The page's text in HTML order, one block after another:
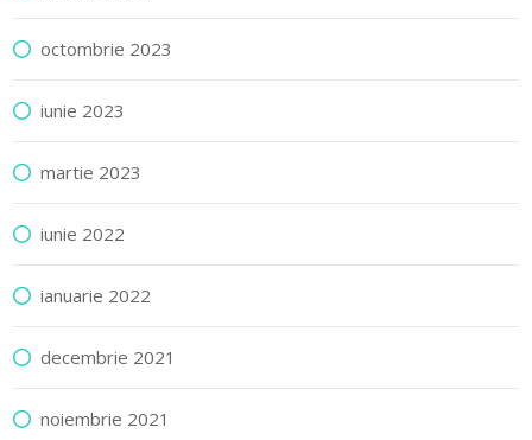
octombrie 2023
iunie 2023
martie 2023
iunie 2022
ianuarie 2022
decembrie 2021
noiembrie 2021